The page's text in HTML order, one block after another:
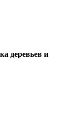
деревьев и